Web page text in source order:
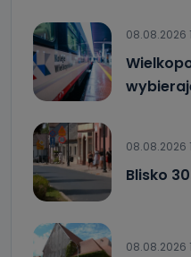
08.08.2026
08.08.2026
Blisko
08.08.2026